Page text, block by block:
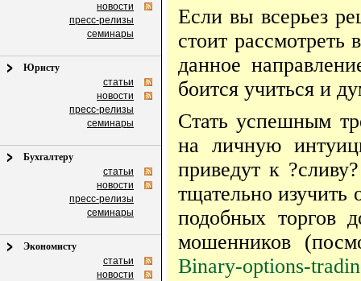
новости
пресс-релизы
семинары
Юристу
статьи
новости
пресс-релизы
семинары
Бухгалтеру
статьи
новости
пресс-релизы
семинары
Экономисту
статьи
новости
Если вы всерьез
стоит
данное
боится учиться и
Стать успешным
на личную
приведут к
тщательно
подобных торгов
мошенников
Binary-options-